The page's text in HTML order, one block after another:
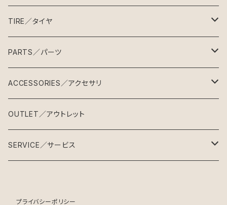
SG-2
クロモリミニベロ
カーボンミニベロ
フレーム & フォーク
ミニベロフレーム
ミニベロフォーク
SG-1
SG-2
手組ホイール
完組ホイール
リム
ハブ
スポーク
TIRE／タイヤ
タイヤ
４５１タイヤ
４０６タイヤ
チューブ
４５１チューブ
４０６チューブ
チューブ小物
PARTS／パーツ
パーツセット
ハンドル
ブルホーンバー
ドロップバー
バーテープ
ACCESSORIES／アクセサリ
ライト
リフレクター
OUTLET／アウトレット
SERVICE／サービス
プライバシーポリシー